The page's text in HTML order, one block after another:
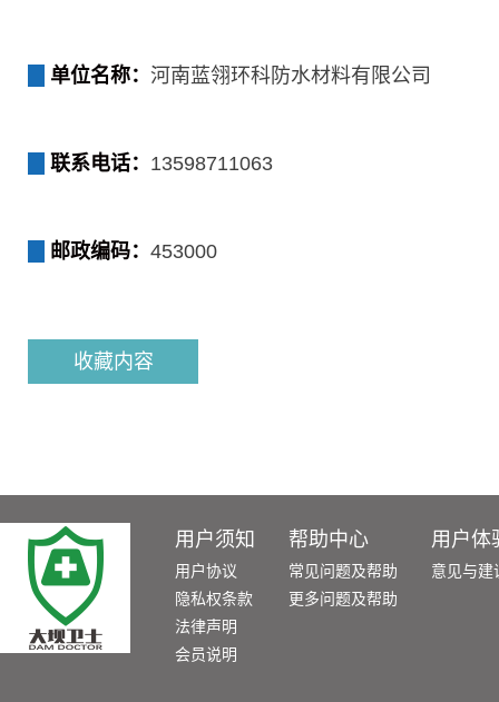
单位名称： 河南蓝翎环科防水材料有限公司
联系电话： 13598711063
邮政编码： 453000
收藏内容
用户须知
用户协议
隐私权条款
法律声明
会员说明
帮助中心
常见问题及帮助
更多问题及帮助
用户体
意见与建